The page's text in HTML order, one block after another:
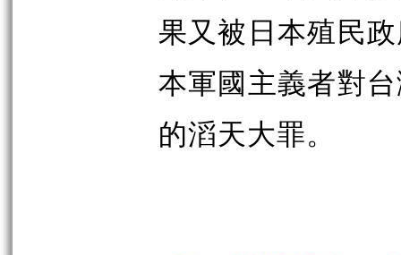
果又被日本殖民
本軍國主義者對
的滔天大罪。